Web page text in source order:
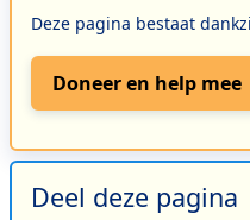
Deze pagina bestaat
Doneer en help mee
Deel deze pagina